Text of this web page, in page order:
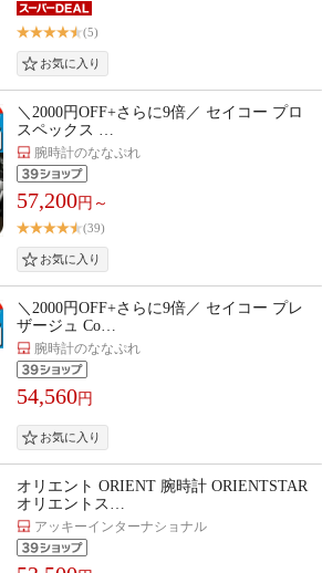
(5)
＼2000円OFF+さらに9倍／ セイコー プロ
スペックス …
腕時計のななぷれ
57,200円～
(39)
＼2000円OFF+さらに9倍／ セイコー プレ
ザージュ Co…
腕時計のななぷれ
54,560円
オリエント ORIENT 腕時計 ORIENTSTAR
オリエントス…
アッキーインターナショナル